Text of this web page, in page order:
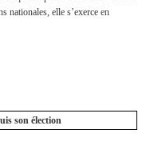
nationales, elle s’exerce en
son élection